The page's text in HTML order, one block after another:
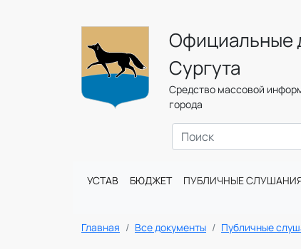
Официальные
Сургута
Средство массовой
города
УСТАВ БЮДЖЕТ ПУБЛИЧНЫЕ
Главная Все документы Публичные